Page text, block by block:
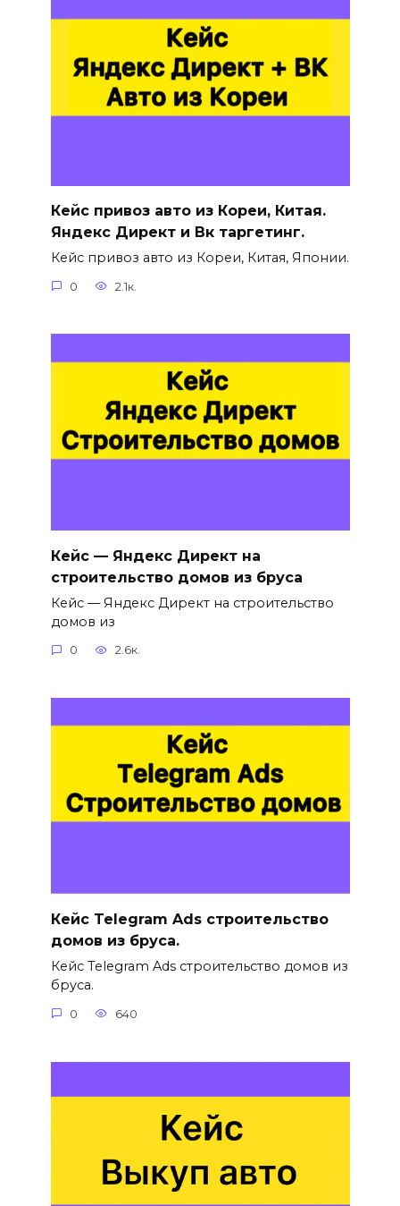
Кейс привоз авто из Кореи, Китая.
Яндекс Директ и Вк таргетинг.
Кейс привоз авто из Кореи, Китая, Японии.
0 2.1к.
Кейс — Яндекс Директ на
строительство домов из бруса
Кейс — Яндекс Директ на строительство
домов из
0 2.6к.
Кейс Telegram Ads строительство
домов из бруса.
Кейс Telegram Ads строительство домов из
бруса.
0 640